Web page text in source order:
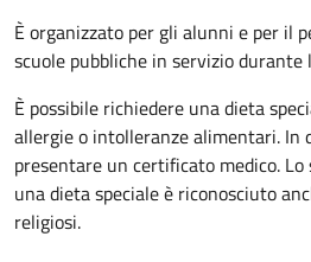
È organizzato per gli alunni e per il
scuole pubbliche in servizio durante
È possibile richiedere una dieta
allergie o intolleranze alimentari. In
presentare un certificato medico.
una dieta speciale è riconosciuto
religiosi.